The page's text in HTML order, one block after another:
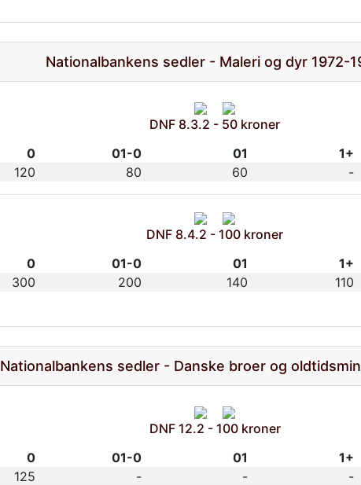
Nationalbankens sedler - Maleri og dyr 1972-
DNF 8.3.2 - 50 kroner
0 01-0 01 1+
120 80 60 -
DNF 8.4.2 - 100 kroner
0 01-0 01 1+
300 200 140 110
Nationalbankens sedler - Danske broer og
DNF 12.2 - 100 kroner
0 01-0 01 1+
125 - - -